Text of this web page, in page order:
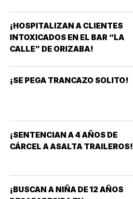
¡HOSPITALIZAN A CLIENTES
INTOXICADOS EN EL BAR “LA
CALLE” DE ORIZABA!
¡SE PEGA TRANCAZO SOLITO!
¡SENTENCIAN A 4 AÑOS DE
CÁRCEL A ASALTA TRAILEROS!
¡BUSCAN A NIÑA DE 12 AÑOS